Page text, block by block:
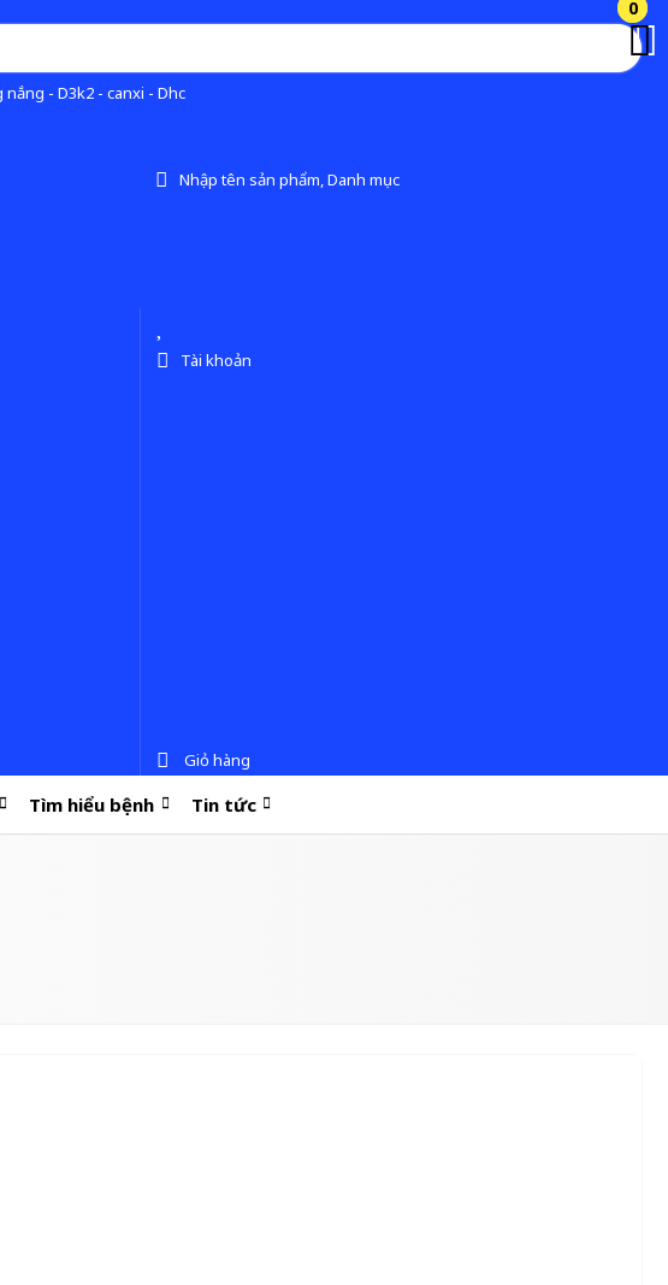
- D3k2 - canxi - Dhc
Nhập tên sản phẩm, Danh mục
0
Tài khoản
0
Giỏ hàng
Tìm hiểu bệnh Tin tức